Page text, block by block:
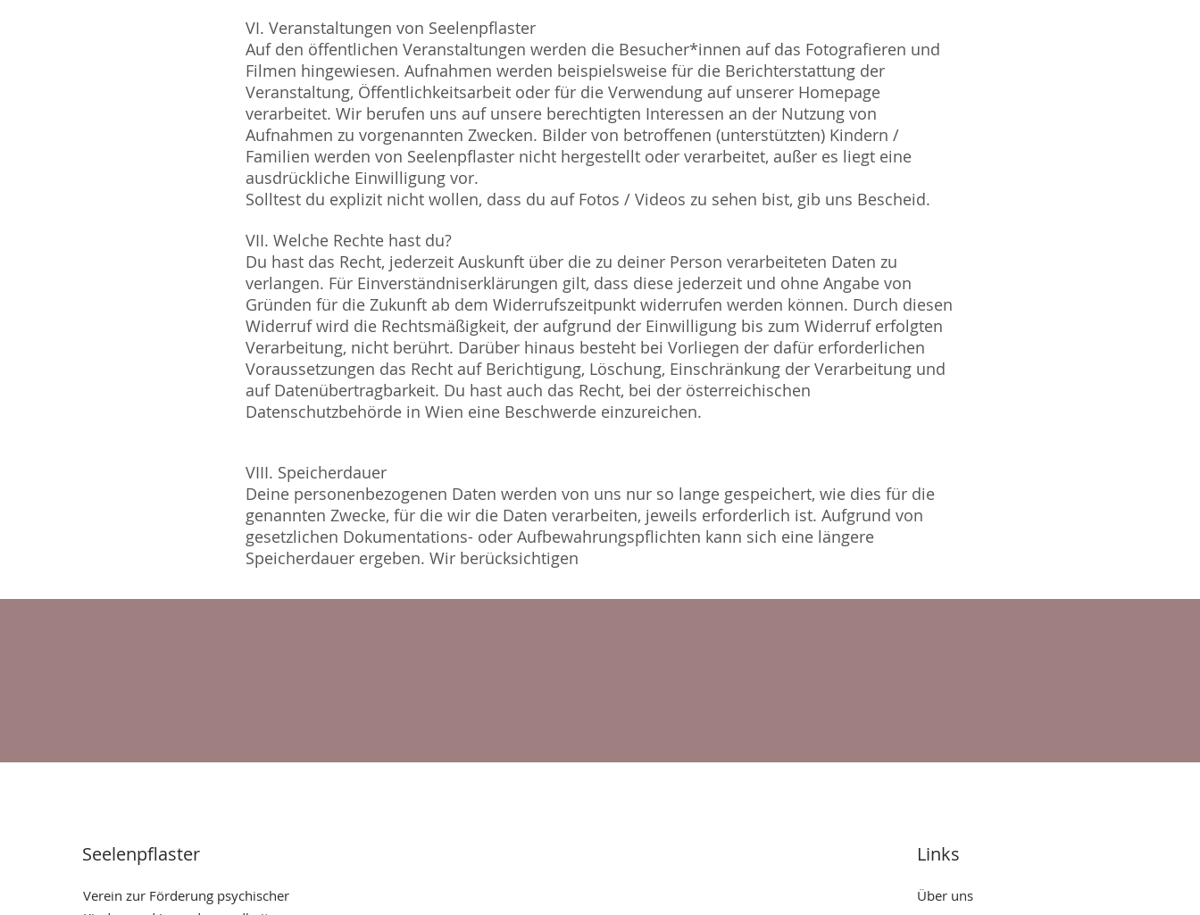
VI. Veranstaltungen von Seelenpflaster
Auf den öffentlichen Veranstaltungen werden die Besucher*innen auf das Fotografieren und
Filmen hingewiesen. Aufnahmen werden beispielsweise für die Berichterstattung der
Veranstaltung, Öffentlichkeitsarbeit oder für die Verwendung auf unserer Homepage
verarbeitet. Wir berufen uns auf unsere berechtigten Interessen an der Nutzung von
Aufnahmen zu vorgenannten Zwecken. Bilder von betroffenen (unterstützten) Kindern /
Familien werden von Seelenpflaster nicht hergestellt oder verarbeitet, außer es liegt eine
ausdrückliche Einwilligung vor.
Solltest du explizit nicht wollen, dass du auf Fotos / Videos zu sehen bist, gib uns Bescheid.
VII. Welche Rechte hast du?
Du hast das Recht, jederzeit Auskunft über die zu deiner Person verarbeiteten Daten zu
verlangen. Für Einverständniserklärungen gilt, dass diese jederzeit und ohne Angabe von
Gründen für die Zukunft ab dem Widerrufszeitpunkt widerrufen werden können. Durch diesen
Widerruf wird die Rechtsmäßigkeit, der aufgrund der Einwilligung bis zum Widerruf erfolgten
Verarbeitung, nicht berührt. Darüber hinaus besteht bei Vorliegen der dafür erforderlichen
Voraussetzungen das Recht auf Berichtigung, Löschung, Einschränkung der Verarbeitung und
auf Datenübertragbarkeit. Du hast auch das Recht, bei der österreichischen
Datenschutzbehörde in Wien eine Beschwerde einzureichen.
VIII. Speicherdauer
Deine personenbezogenen Daten werden von uns nur so lange gespeichert, wie dies für die
genannten Zwecke, für die wir die Daten verarbeiten, jeweils erforderlich ist. Aufgrund von
gesetzlichen Dokumentations- oder Aufbewahrungspflichten kann sich eine längere
Speicherdauer ergeben. Wir berücksichtigen
Seelenpflaster
Verein zur Förderung psychischer
Links
Über uns